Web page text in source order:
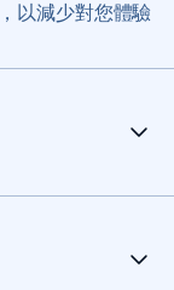
以減少對您體驗